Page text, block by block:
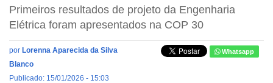
Primeiros resultados de projeto da Engenharia
Elétrica foram apresentados na COP 30
por Lorenna Aparecida da Silva
Blanco
Publicado: 15/01/2026 - 15:03
Whatsapp